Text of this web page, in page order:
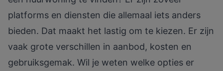
platforms en diensten die allemaal iets anders
bieden. Dat maakt het lastig om te kiezen. Er zijn
vaak grote verschillen in aanbod, kosten en
gebruiksgemak. Wil je weten welke opties er